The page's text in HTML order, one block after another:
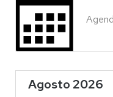
Agosto 2026